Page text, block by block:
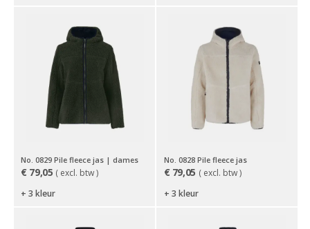
No. 0829 Pile fleece jas | dames
€ 79,05 ( excl. btw )
+ 3 kleur
No. 0828 Pile fleece jas
€ 79,05 ( excl. btw )
+ 3 kleur